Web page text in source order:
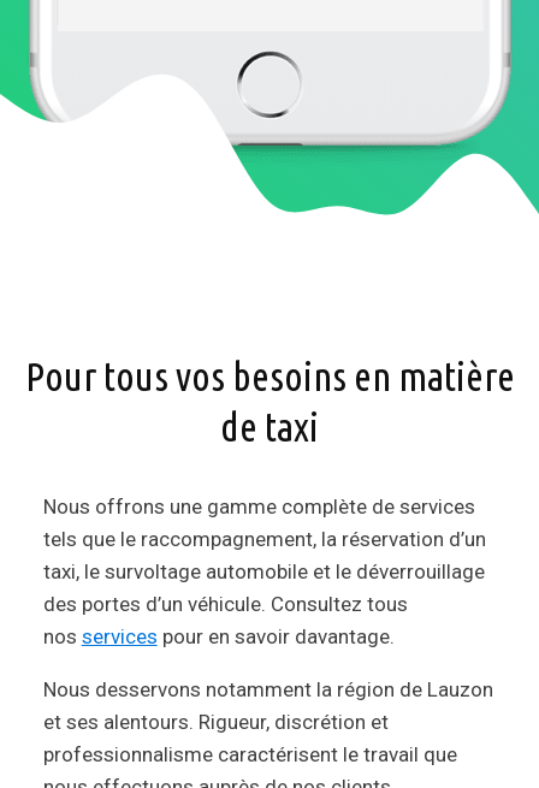
Pour tous vos besoins en matière
de taxi
Nous offrons une gamme complète de services
tels que le raccompagnement, la réservation d’un
taxi, le survoltage automobile et le déverrouillage
des portes d’un véhicule. Consultez tous
nos services pour en savoir davantage.
Nous desservons notamment la région de Lauzon
et ses alentours. Rigueur, discrétion et
professionnalisme caractérisent le travail que